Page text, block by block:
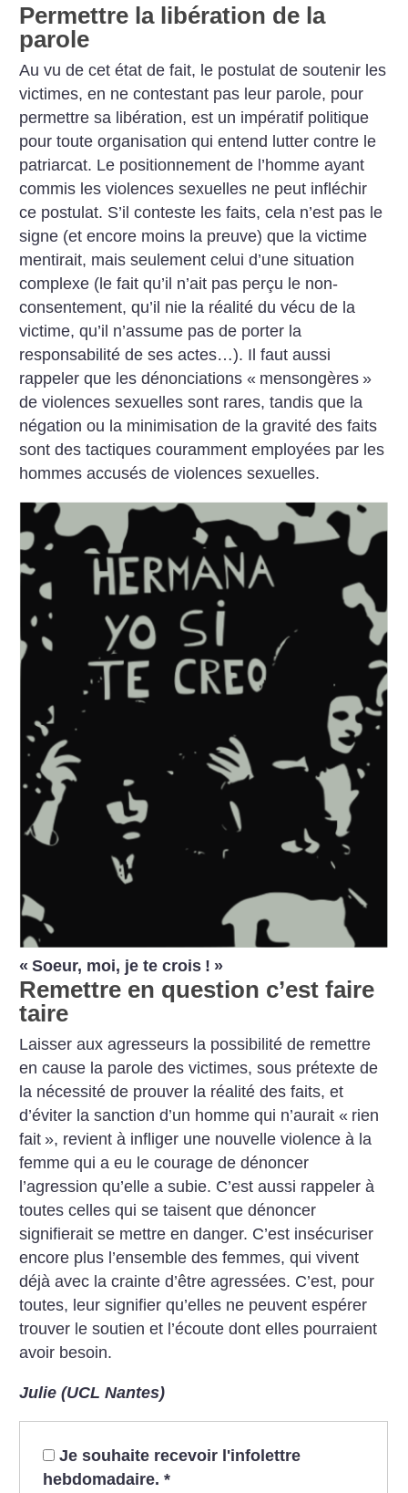
Permettre la libération de la
parole
Au vu de cet état de fait, le postulat de soutenir les
victimes, en ne contestant pas leur parole, pour
permettre sa libération, est un impératif politique
pour toute organisation qui entend lutter contre le
patriarcat. Le positionnement de l’homme ayant
commis les violences sexuelles ne peut infléchir
ce postulat. S’il conteste les faits, cela n’est pas le
signe (et encore moins la preuve) que la victime
mentirait, mais seulement celui d’une situation
complexe (le fait qu’il n’ait pas perçu le non-
consentement, qu’il nie la réalité du vécu de la
victime, qu’il n’assume pas de porter la
responsabilité de ses actes…). Il faut aussi
rappeler que les dénonciations « mensongères »
de violences sexuelles sont rares, tandis que la
négation ou la minimisation de la gravité des faits
sont des tactiques couramment employées par les
hommes accusés de violences sexuelles.
« Soeur, moi, je te crois ! »
Remettre en question c’est faire
taire
Laisser aux agresseurs la possibilité de remettre
en cause la parole des victimes, sous prétexte de
la nécessité de prouver la réalité des faits, et
d’éviter la sanction d’un homme qui n’aurait « rien
fait », revient à infliger une nouvelle violence à la
femme qui a eu le courage de dénoncer
l’agression qu’elle a subie. C’est aussi rappeler à
toutes celles qui se taisent que dénoncer
signifierait se mettre en danger. C’est insécuriser
encore plus l’ensemble des femmes, qui vivent
déjà avec la crainte d’être agressées. C’est, pour
toutes, leur signifier qu’elles ne peuvent espérer
trouver le soutien et l’écoute dont elles pourraient
avoir besoin.
Julie (UCL Nantes)
Je souhaite recevoir l'infolettre
hebdomadaire. *